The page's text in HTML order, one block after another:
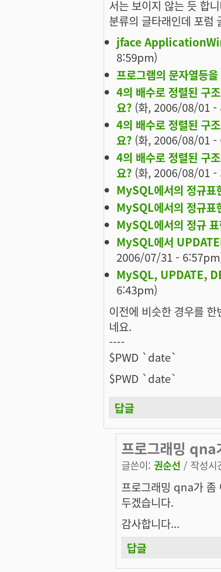
서는 보이지 않는 듯 합
분류의 글타래인데 포럼
jface
8:59pm)
프로그램의 문자열등
4의 배수로 정렬된 구
요? (화, 2006/08/01
4의 배수로 정렬된 구
요? (화, 2006/08/01
4의 배수로 정렬된 구
요? (화, 2006/08/01
MySQL에서의 정규표
MySQL에서의 정규표
MySQL에서의 정규
MySQL에서
2006/07/31 -
MySQL, UPDATE,
6:43pm)
이전에 비슷한 경우를
네요.
----
$PWD `date`
$PWD `date`
답글
프로그래밍 qna
글쓴이: 권순선 / 작성
프로그래밍 qna가
두겠습니다.
감사합니다...
답글